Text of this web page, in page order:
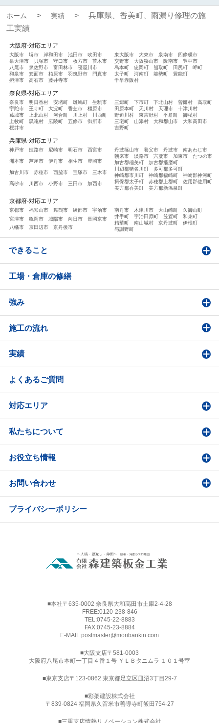
ホーム 実績
兵庫県、香美町、雨漏り修理の施
工実績
大阪府-対応エリア
大阪市 堺市 岸和田市 池田市
吹田市
泉大津市
貝塚市 守口市 枚方市
茨木市
八尾市
泉佐野市 富田林市
寝屋川市
和泉市
箕面市 柏原市 羽曳野市
門真市
摂津市
高石市 藤井寺市
東大阪市 大東市 泉南市
四條畷市
交野市
大阪狭山市 阪南市
豊中市
島本町
忠岡町 熊取町 田尻町
岬町
太子町
河南町 能勢町
豊能町
千早赤阪村
奈良県-対応エリア
奈良市 明日香村 安堵町 斑鳩町
生駒市
宇陀市
王寺町 大淀町 香芝市
橿原市
葛城市
上北山村 河合町 川上村
川西町
上牧町
黒滝村 広陵町 五條市
御所市
桜井市
三郷町 下市町 下北山村 曽爾村
高取町
田原本町
天川村 天理市
十津川村
野迫川村
東吉野村 平群町
御杖村
三宅町
山添村 大和郡山市
大和高田市
吉野町
兵庫県-対応エリア
神戸市 姫路市 尼崎市 明石市 西宮市
洲本市 芦屋市 伊丹市 相生市 豊岡市
加古川市 赤穂市 西脇市 宝塚市 三木市
高砂市 川西市 小野市 三田市 加西市
丹波篠山市 養父市 丹波市
南あわじ市
朝来市
淡路市 宍粟市 加東市
たつの市
加古郡稲美町
加古郡播磨町
川辺郡猪名川町
多可郡多可町
神崎郡市川町
神崎郡福崎町
神崎郡神河町
揖保郡太子町
赤穂郡上郡町
佐用郡佐用町
美方郡香美町
美方郡新温泉町
京都府-対応エリア
京都市 福知山市 舞鶴市 綾部市
宇治市
宮津市
亀岡市 城陽市 向日市
長岡京市
八幡市
京田辺市 京丹後市
南丹市 木津川市 大山崎町
久御山町
井手町
宇治田原町 笠置町
和束町
精華町
南山城村 京丹波町
伊根町
与謝野町
できること
工場・倉庫の修繕
強み
施工の流れ
実績
よくあるご質問
対応エリア
私たちについて
お役立ち情報
お問い合わせ
プライバシーポリシー
■本社〒635-0002 奈良県大和高田市土庫2-4-28
FREE:0120-238-846
TEL:0745-22-8883
FAX:0745-23-8884
E-MAIL:postmaster@moribankin.com
■大阪支店〒581-0003
大阪府八尾市本町一丁目４番１号 ＹＬＢタニムラ １０１号室
■東京支店〒123-0862 東京都足立区皿沼3丁目29-7
■彩架建設株式会社
〒839-0824 福岡県久留米市善導寺町飯田754-27
■三重支店情熱リノベーション株式会社